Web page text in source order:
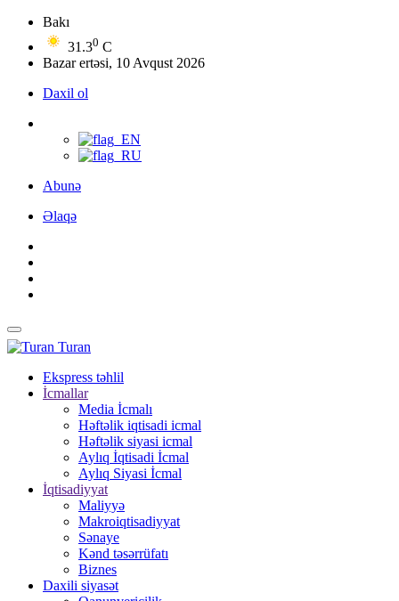
Bakı
31.30 C
Bazar ertəsi, 10 Avqust 2026
Daxil ol
Abunə
Əlaqə
Turan
Ekspress təhlil
İcmallar
Media İcmalı
Həftəlik iqtisadi icmal
Həftəlik siyasi icmal
Aylıq İqtisadi İcmal
Aylıq Siyasi İcmal
İqtisadiyyat
Maliyyə
Makroiqtisadiyyat
Sənaye
Kənd təsərrüfatı
Biznes
Daxili siyasət